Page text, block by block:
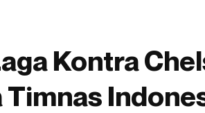
Kontra